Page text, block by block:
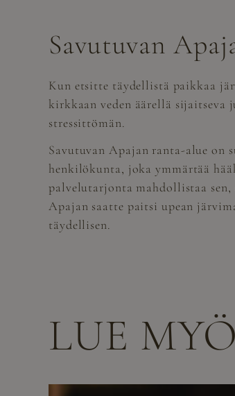
Savutuvan
Kun etsitte täydellistä paikkaa
kirkkaan veden äärellä sijaitseva
stressittömän.
Savutuvan Apajan ranta-alue
henkilökunta, joka ymmärtää
palvelutarjonta mahdollistaa
Apajan saatte paitsi upean
täydellisen.
LUE